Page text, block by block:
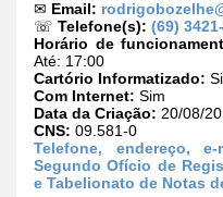
✉ Email:
☏ Telefone(s): (69)
Horário de
Até: 17:00
Cartório Informatizado:
Com Internet: Sim
Data da Criação: 20/08/
CNS: 09.581-0
Telefone, endereço,
Segundo Ofício de
e Tabelionato de Notas